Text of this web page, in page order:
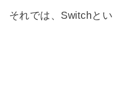
それでは、Switchとい